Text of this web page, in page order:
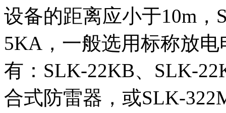
设备的距离应小于10m，
5KA，一般选用标称放
有：SLK-22KB、SLK-
合式防雷器，或SLK-